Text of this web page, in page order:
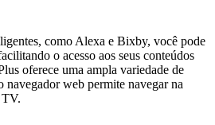
como Alexa e Bixby, você pode
o acesso aos seus conteúdos
oferece uma ampla variedade de
navegador web permite navegar na
TV.